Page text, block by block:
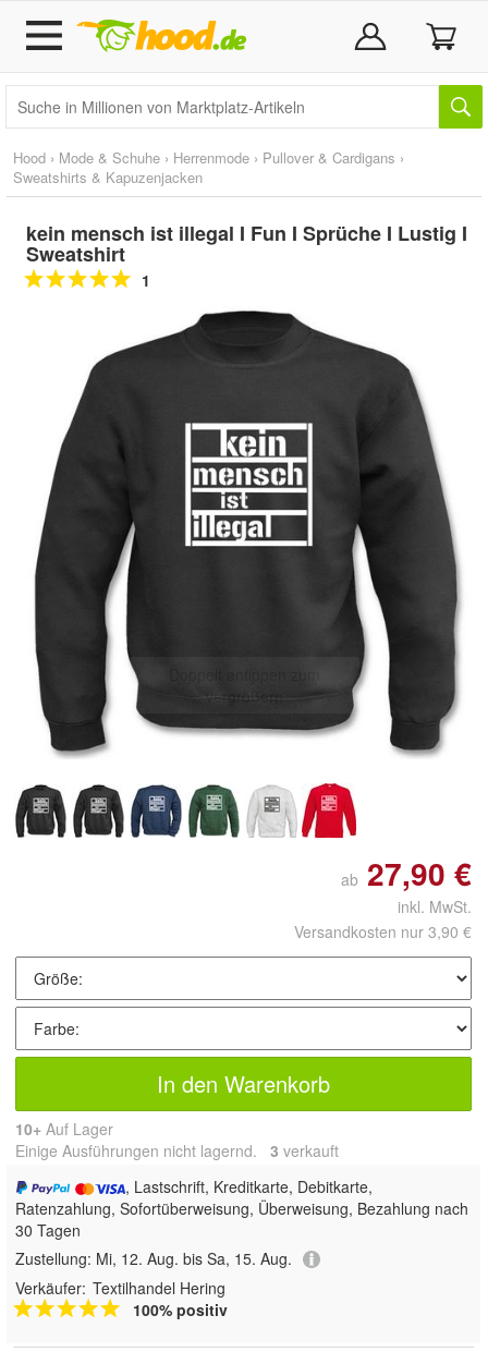
Hood › Mode & Schuhe › Herrenmode › Pullover & Cardigans ›
Sweatshirts & Kapuzenjacken
kein mensch ist illegal I Fun I Sprüche I Lustig I
Sweatshirt
1
vergrößern
ab 27,90 €
inkl. MwSt.
Versandkosten nur 3,90 €
In den Warenkorb
10+ Auf Lager
Einige Ausführungen nicht lagernd. 3 verkauft
, Lastschrift, Kreditkarte, Debitkarte,
Ratenzahlung, Sofortüberweisung, Überweisung, Bezahlung nach
30 Tagen
Zustellung: Mi, 12. Aug. bis Sa, 15. Aug.
Verkäufer: Textilhandel Hering
100% positiv